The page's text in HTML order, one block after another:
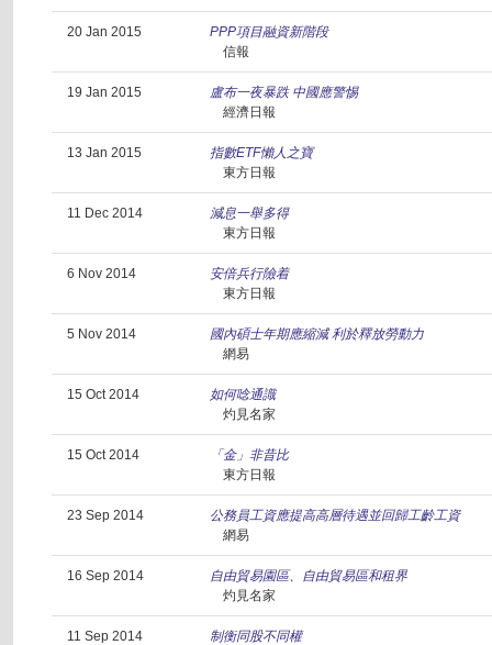
20 Jan 2015
PPP項目融資新階段
信報
19 Jan 2015
盧布一夜暴跌 中國應警惕
經濟日報
13 Jan 2015
指數ETF懶人之寶
東方日報
11 Dec 2014
減息一舉多得
東方日報
6 Nov 2014
安倍兵行險着
東方日報
5 Nov 2014
國內碩士年期應縮減 利於釋放勞動力
網易
15 Oct 2014
如何唸通識
灼見名家
15 Oct 2014
「金」非昔比
東方日報
23 Sep 2014
公務員工資應提高高層待遇並回歸工齡工資
網易
16 Sep 2014
自由貿易園區、自由貿易區和租界
灼見名家
11 Sep 2014
制衡同股不同權